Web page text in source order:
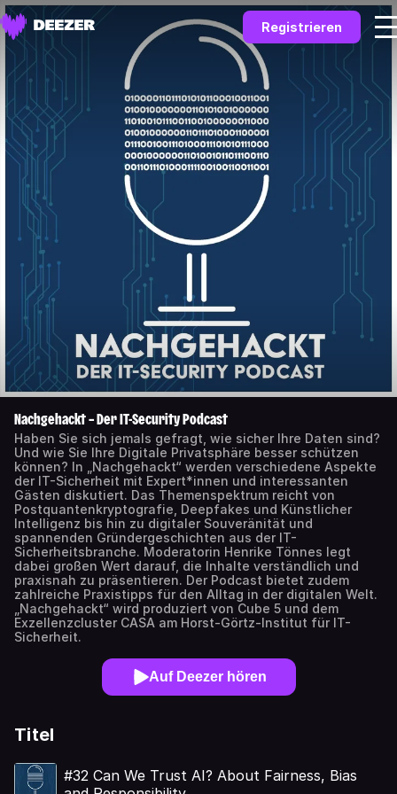
Registrieren
Nachgehackt – Der IT-Security Podcast
Haben Sie sich jemals gefragt, wie sicher Ihre Daten sind?
Und wie Sie Ihre Digitale Privatsphäre besser schützen
können? In „Nachgehackt“ werden verschiedene Aspekte
der IT-Sicherheit mit Expert*innen und interessanten
Gästen diskutiert. Das Themenspektrum reicht von
Postquantenkryptografie, Deepfakes und Künstlicher
Intelligenz bis hin zu digitaler Souveränität und
spannenden Gründergeschichten aus der IT-
Sicherheitsbranche. Moderatorin Henrike Tönnes legt
dabei großen Wert darauf, die Inhalte verständlich und
praxisnah zu präsentieren. Der Podcast bietet zudem
zahlreiche Praxistipps für den Alltag in der digitalen Welt.
„Nachgehackt“ wird produziert von Cube 5 und dem
Exzellenzcluster CASA am Horst-Görtz-Institut für IT-
Sicherheit.
Auf Deezer hören
Titel
#32 Can We Trust AI? About Fairness, Bias